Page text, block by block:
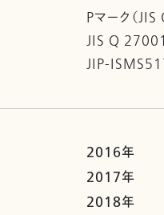
Pマーク（
JIS Q
JIP-
2016年
2017年
2018年